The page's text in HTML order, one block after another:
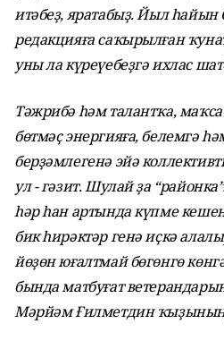
итәбеҙ, яратабыҙ. Йыл һайын
редакцияға саҡырылған
уны ла күреүебеҙгә ихлас
Тәжрибә һәм талантҡа,
бөтмәҫ энергияға, белемгә
берҙәмлегенә эйә
ул - гәзит. Шулай ҙа
һәр һан артында күпме
бик һирәктәр генә иҫкә
йөҙөн юғалтмай бөгөнгө
бында матбуғат
Мәрйәм Ғилметдин ҡыҙының